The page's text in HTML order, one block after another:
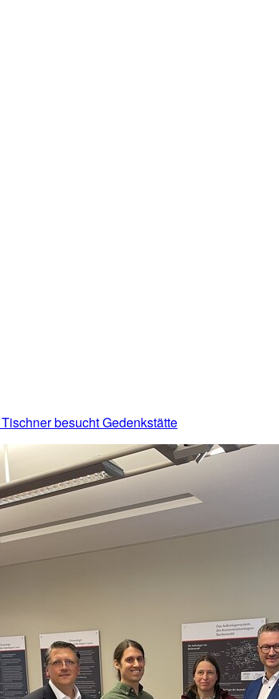
besucht Gedenkstätte